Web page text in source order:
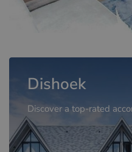
Dishoek
Discover a top-rated